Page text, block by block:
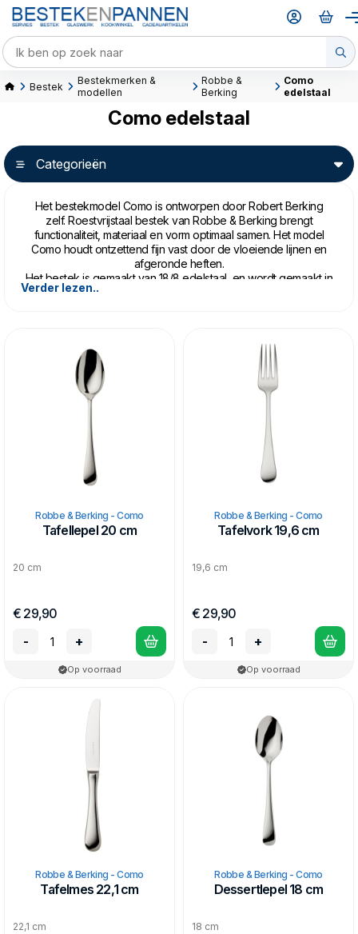
Bestek
Bestekmerken &
modellen
Robbe &
Berking
Como
edelstaal
Como edelstaal
Categorieën
Het bestekmodel Como is ontworpen door Robert Berking
zelf. Roestvrijstaal bestek van Robbe & Berking brengt
functionaliteit, materiaal en vorm optimaal samen. Het model
Como houdt ontzettend fijn vast door de vloeiende lijnen en
afgeronde heften.
Het bestek is gemaakt van 18/8 edelstaal, en wordt gemaakt in
Duitsland. Het mag in de vaatwasser, maar houdt
van origine een zilverfabriek, maar in 150 jaar heeft bedrijf een
naam opgebouwd als marktleider in zilveren en verzilverde
bestekken en tafelaccessoires. Bestekmodellen van Robbe &
Berking onderscheiden zich door het doordachte design,
zilveren als verzilverde bestekken, en de bestekken van 18/8
edelstaal hebben deze kenmerken.
Verder lezen..
Robbe & Berking - Como
Tafellepel 20 cm
20 cm
€ 29,90
-
+
Op voorraad
Robbe & Berking - Como
Tafelvork 19,6 cm
19,6 cm
€ 29,90
-
+
Op voorraad
Robbe & Berking - Como
Tafelmes 22,1 cm
22,1 cm
Robbe & Berking - Como
Dessertlepel 18 cm
18 cm